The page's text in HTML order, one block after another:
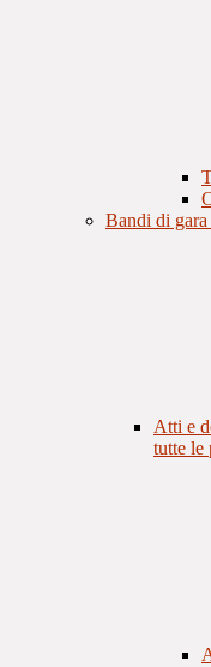
Bandi di gara
Atti e
tutte le